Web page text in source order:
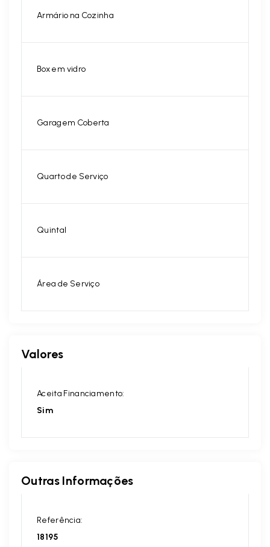
Armário na Cozinha
Box em vidro
Garagem Coberta
Quarto de Serviço
Quintal
Área de Serviço
Valores
Aceita Financiamento:
Sim
Outras Informações
Referência:
18195